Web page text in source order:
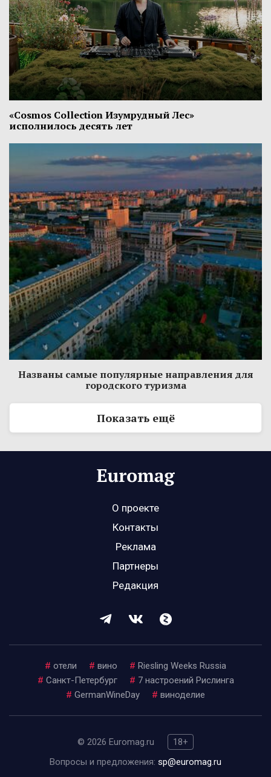
«Cosmos Collection Изумрудный Лес»
исполнилось десять лет
Названы самые популярные направления для
городского туризма
Показать ещё
О проекте
Контакты
Реклама
Партнеры
Редакция
# отели # вино # Riesling Weeks Russia
# Санкт-Петербург # 7 настроений Рислинга
# GermanWineDay # виноделие
© 2026 Euromag.ru
18+
Вопросы и предложения: sp@euromag.ru